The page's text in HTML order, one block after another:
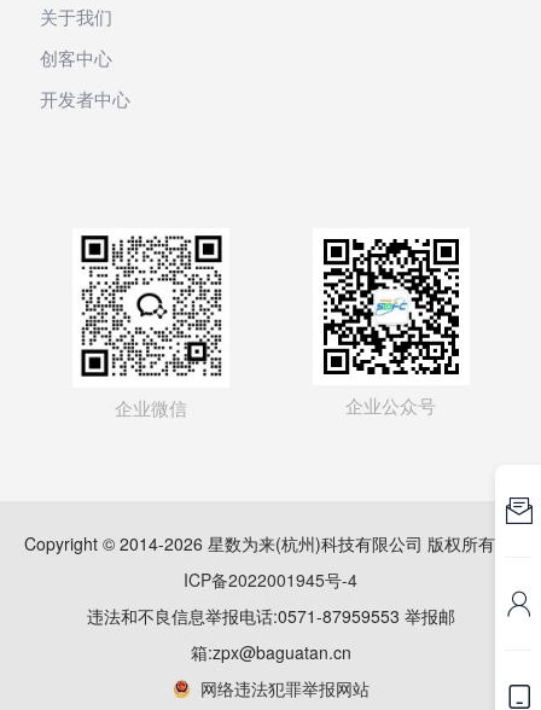
关于我们
创客中心
开发者中心
企业微信 企业公众号
Copyright © 2014-2026 星数为来(杭州)科技有限公司 版权所有
ICP备2022001945号-4
违法和不良信息举报电话:0571-87959553 举报邮
箱:zpx@baguatan.cn
网络违法犯罪举报网站


